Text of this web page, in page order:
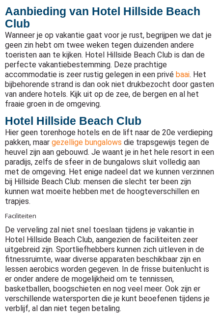
Aanbieding van Hotel Hillside Beach
Club
Wanneer je op vakantie gaat voor je rust, begrijpen we dat je
geen zin hebt om twee weken tegen duizenden andere
toeristen aan te kijken. Hotel Hillside Beach Club is dan de
perfecte vakantiebestemming. Deze prachtige
accommodatie is zeer rustig gelegen in een privé baai. Het
bijbehorende strand is dan ook niet drukbezocht door gasten
van andere hotels. Kijk uit op de zee, de bergen en al het
fraaie groen in de omgeving.
Hotel Hillside Beach Club
Hier geen torenhoge hotels en de lift naar de 20e verdieping
pakken, maar gezellige bungalows die trapsgewijs tegen de
heuvel zijn aan gebouwd. Je waant je in het hele resort in een
paradijs, zelfs de sfeer in de bungalows sluit volledig aan
met de omgeving. Het enige nadeel dat we kunnen verzinnen
bij Hillside Beach Club: mensen die slecht ter been zijn
kunnen wat moeite hebben met de hoogteverschillen en
trapjes.
Faciliteiten
De verveling zal niet snel toeslaan tijdens je vakantie in
Hotel Hillside Beach Club, aangezien de faciliteiten zeer
uitgebreid zijn. Sportliefhebbers kunnen zich uitleven in de
fitnessruimte, waar diverse apparaten beschikbaar zijn en
lessen aerobics worden gegeven. In de frisse buitenlucht is
er onder andere de mogelijkheid om te tennissen,
basketballen, boogschieten en nog veel meer. Ook zijn er
verschillende watersporten die je kunt beoefenen tijdens je
verblijf, al dan niet tegen betaling.